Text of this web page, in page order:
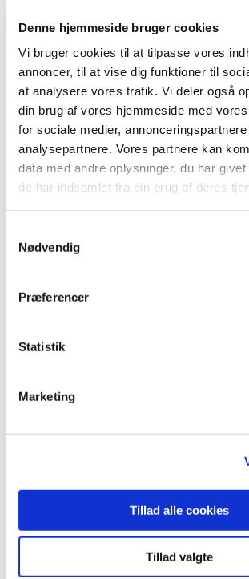
Denne hjemmeside bruger cookies
Vi bruger cookies til at tilpasse vores
annoncer, til at vise dig funktioner til
at analysere vores trafik. Vi deler også
din brug af vores hjemmeside med
for sociale medier, annonceringspartnere
analysepartnere. Vores partnere kan
data med andre oplysninger, du har
de har indsamlet fra din brug af deres
Nødvendig
Præferencer
Statistik
Marketing
Tillad alle cookies
Tillad valgte
Alle (2506)
2026 (84)
2025 (158)
2024 (224)
2023 (195)
2019 (159)
2017 (167)
december (4)